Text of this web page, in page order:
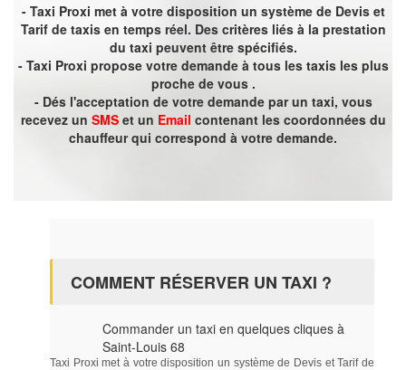
- Taxi Proxi met à votre disposition un système de Devis et
Tarif de taxis en temps réel. Des critères liés à la prestation
du taxi peuvent être spécifiés.
- Taxi Proxi propose votre demande à tous les taxis les plus
proche de vous .
- Dés l'acceptation de votre demande par un taxi, vous
recevez un SMSet un Email contenant les coordonnées du
chauffeur qui correspond à votre demande.
COMMENT RÉSERVER UN TAXI ?
Commander un taxi en quelques cliques à
Saint-Louis 68
Taxi Proxi met à votre disposition un système de Devis et Tarif de